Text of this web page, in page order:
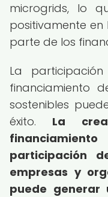
microgrids, lo
positivamente
parte de los
La
financiamiento
sostenibles
éxito. La
participación
empresas y
puede